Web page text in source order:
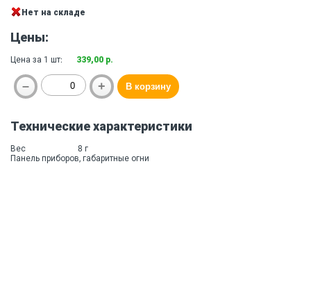
Нет на складе
Цены:
Цена за 1 шт: 339,00 р.
Технические характеристики
Вес
8 г
Панель приборов, габаритные огни